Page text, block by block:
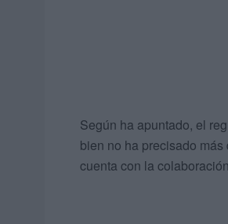
Según ha apuntado, el
bien no ha precisado
cuenta con la